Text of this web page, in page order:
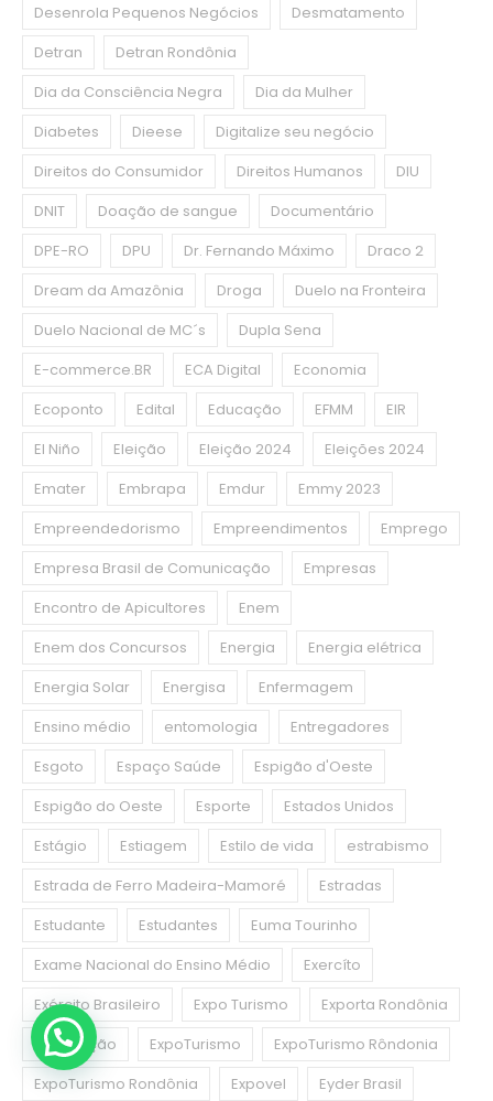
Desenrola Pequenos Negócios
Desmatamento
Detran
Detran Rondônia
Dia da Consciência Negra
Dia da Mulher
Diabetes
Dieese
Digitalize seu negócio
Direitos do Consumidor
Direitos Humanos
DIU
DNIT
Doação de sangue
Documentário
DPE-RO
DPU Dr. Fernando Máximo
Draco 2
Dream da Amazônia
Droga
Duelo na Fronteira
Duelo Nacional de MC´s
Dupla Sena
E-commerce.BR
ECA Digital
Economia
Ecoponto
Edital Educação EFMM
EIR
El Niño
Eleição Eleição 2024
Eleições 2024
Emater
Embrapa Emdur
Emmy 2023
Empreendedorismo
Empreendimentos
Emprego
Empresa Brasil de Comunicação
Empresas
Encontro de Apicultores
Enem
Enem dos Concursos
Energia
Energia elétrica
Energia Solar
Energisa
Enfermagem
Ensino médio
entomologia
Entregadores
Esgoto
Espaço Saúde
Espigão d'Oeste
Espigão do Oeste
Esporte
Estados Unidos
Estágio
Estiagem Estilo de vida
estrabismo
Estrada de Ferro Madeira-Mamoré
Estradas
Estudante
Estudantes
Euma Tourinho
Exame Nacional do Ensino Médio
Exercíto
Exército Brasileiro
Expo Turismo
Exporta Rondônia
Exportação
ExpoTurismo
ExpoTurismo Rôndonia
ExpoTurismo Rondônia
Expovel Eyder Brasil